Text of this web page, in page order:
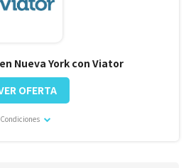
Nueva York con Viator
Condiciones
OFERTA